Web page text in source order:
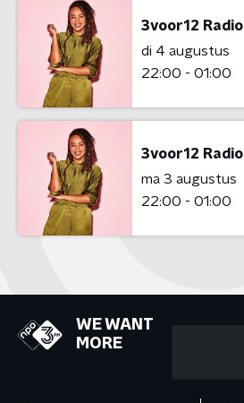
3voor12 Radio
di 4 augustus
22:00 - 01:00
3voor12 Radio
ma 3 augustus
22:00 - 01:00
WE WANT
MORE